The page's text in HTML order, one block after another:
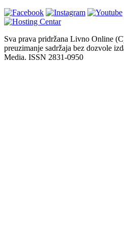
Sva prava pridržana Livno Online
preuzimanje sadržaja bez dozvole
Media. ISSN 2831-0950